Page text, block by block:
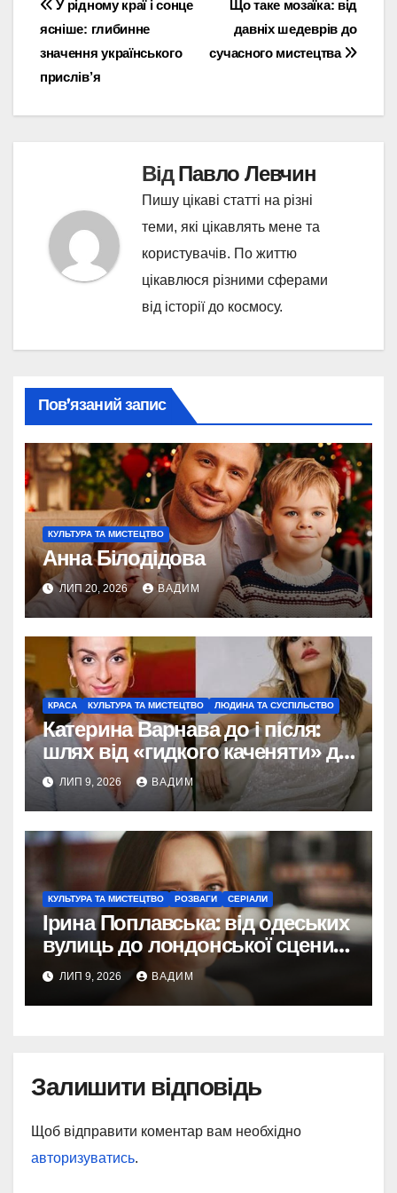
Навігація
записів
Що таке мозаїка: від
давніх шедеврів до
сучасного мистецтва
У рідному краї і сонце
ясніше: глибинне
значення українського
прислів’я
ВідПавло Левчин
Пишу цікаві статті на різні
теми, які цікавлять мене та
користувачів. По життю
цікавлюся різними сферами
від історії до космосу.
Пов’язаний запис
КУЛЬТУРА ТА МИСТЕЦТВО
Анна Білодідова
ЛИП 20, 2026 ВАДИМ
КРАСА КУЛЬТУРА ТА МИСТЕЦТВО ЛЮДИНА ТА СУСПІЛЬСТВО
Катерина Варнава до і після:
шлях від «гидкого каченяти» до
ікони стилю та впевненості
ЛИП 9, 2026 ВАДИМ
КУЛЬТУРА ТА МИСТЕЦТВО РОЗВАГИ СЕРІАЛИ
Ірина Поплавська: від одеських
вулиць до лондонської сцени
— шлях української акторки,
яка втілила Настю Глушко
ЛИП 9, 2026 ВАДИМ
Залишити відповідь
Щоб відправити коментар вам необхідно
авторизуватись.